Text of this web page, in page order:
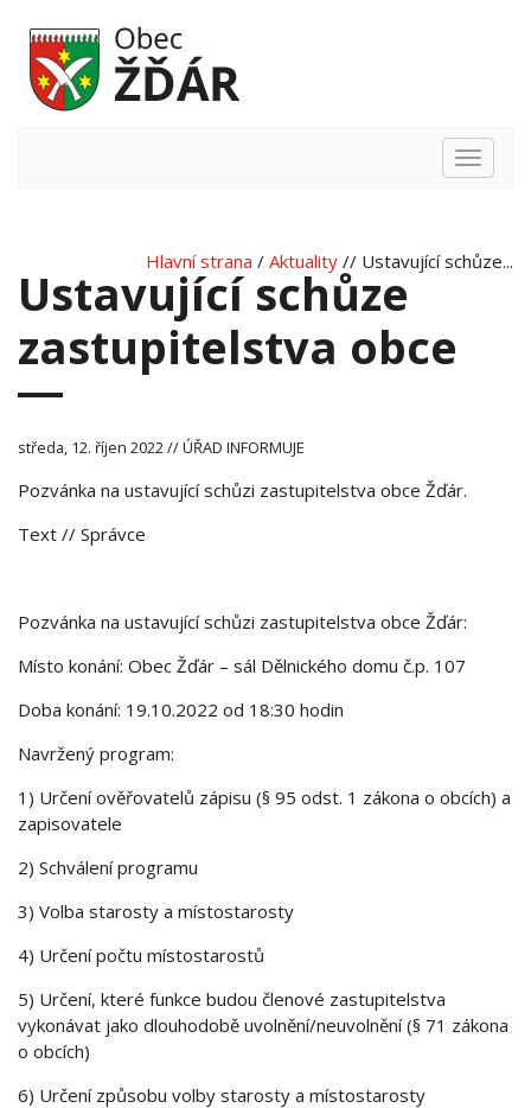
Hlavní
Hlavní strana / Aktuality // Ustavující schůze...
Ustavující schůze
zastupitelstva obce
středa, 12. říjen 2022 // ÚŘAD INFORMUJE
Pozvánka na ustavující schůzi zastupitelstva obce Žďár.
Text // Správce
Pozvánka na ustavující schůzi zastupitelstva obce Žďár:
Místo konání: Obec Žďár – sál Dělnického domu č.p. 107
Doba konání: 19.10.2022 od 18:30 hodin
Navržený program:
1) Určení ověřovatelů zápisu (§ 95 odst. 1 zákona o obcích) a
zapisovatele
2) Schválení programu
3) Volba starosty a místostarosty
4) Určení počtu místostarostů
5) Určení, které funkce budou členové zastupitelstva
vykonávat jako dlouhodobě uvolnění/neuvolnění (§ 71 zákona
o obcích)
6) Určení způsobu volby starosty a místostarosty